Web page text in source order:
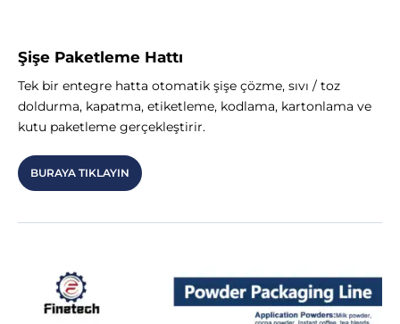
Şişe Paketleme Hattı
Tek bir entegre hatta otomatik şişe çözme, sıvı / toz
doldurma, kapatma, etiketleme, kodlama, kartonlama ve
kutu paketleme gerçekleştirir.
BURAYA TIKLAYIN